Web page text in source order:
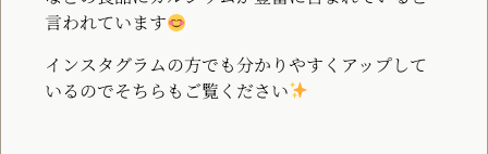
言われています
インスタグラムの方でも分かりやすくアップして
いるのでそちらもご覧ください